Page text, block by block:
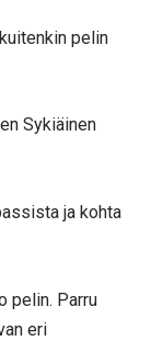
pelin
Sykiäinen
ja kohta
pelin. Parru
eri